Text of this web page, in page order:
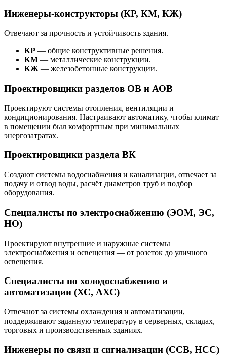
Инженеры-конструкторы (КР, КМ, КЖ)
Отвечают за прочность и устойчивость здания.
КР — общие конструктивные решения.
КМ — металлические конструкции.
КЖ — железобетонные конструкции.
Проектировщики разделов ОВ и АОВ
Проектируют системы отопления, вентиляции и
кондиционирования. Настраивают автоматику, чтобы климат
в помещении был комфортным при минимальных
энергозатратах.
Проектировщики раздела ВК
Создают системы водоснабжения и канализации, отвечает за
подачу и отвод воды, расчёт диаметров труб и подбор
оборудования.
Специалисты по электроснабжению (ЭОМ, ЭС,
НО)
Проектируют внутренние и наружные системы
электроснабжения и освещения — от розеток до уличного
освещения.
Специалисты по холодоснабжению и
автоматизации (ХС, АХС)
Отвечают за системы охлаждения и автоматизации,
поддерживают заданную температуру в серверных, складах,
торговых и производственных зданиях.
Инженеры по связи и сигнализации (ССВ, НСС)